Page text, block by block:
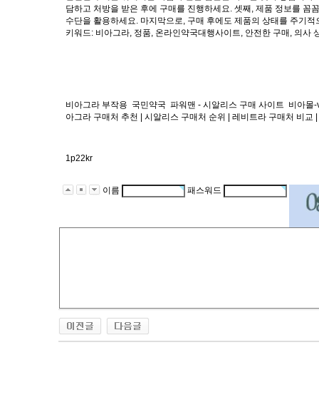
담하고 처방을 받은 후에 구매를 진행하세요. 셋째, 제품 정보를
수단을 활용하세요. 마지막으로, 구매 후에도 제품의 상태를 주기
키워드: 비아그라, 정품, 온라인약국대행사이트, 안전한 구매, 의사
비아그라 부작용 국민약국 파워맨 - 시알리스 구매 사이트
비아몰
아그라 구매처 추천 | 시알리스 구매처 순위 | 레비트라 구매처 비교
1p22kr
이름 패스워드